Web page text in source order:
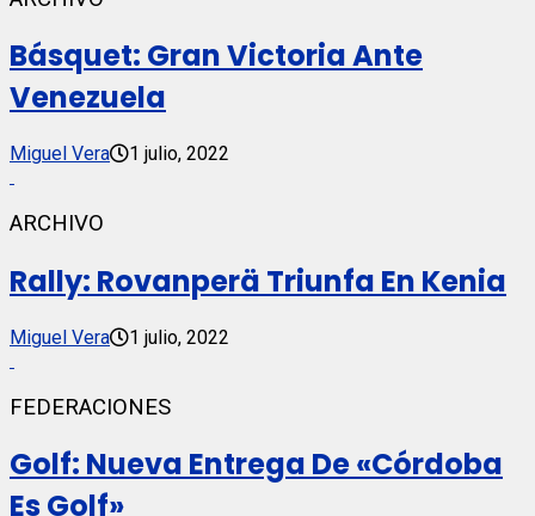
Básquet: Gran Victoria Ante
Venezuela
Miguel Vera 1 julio, 2022
ARCHIVO
Rally: Rovanperä Triunfa En Kenia
Miguel Vera 1 julio, 2022
FEDERACIONES
Golf: Nueva Entrega De «Córdoba
Es Golf»